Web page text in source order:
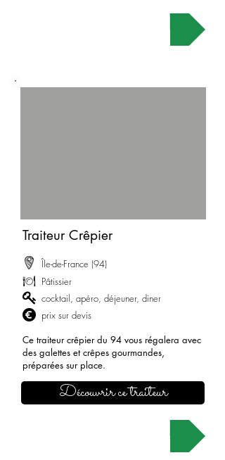
Traiteur Crêpier
Île-de-France (94)
Pâtissier
cocktail, apéro, déjeuner, diner
prix sur devis
Ce traiteur crêpier du 94 vous régalera avec
des galettes et crêpes gourmandes,
préparées sur place.
Découvrir ce traiteur